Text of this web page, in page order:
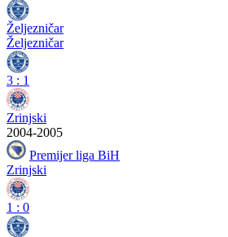
Željezničar
Željezničar
3 : 1
Zrinjski
2004-2005
Premijer liga BiH
Zrinjski
1 : 0